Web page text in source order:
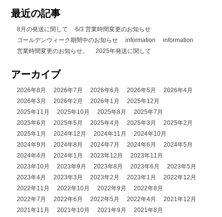
最近の記事
8月の発送に関して
6/3 営業時間変更のお知らせ
ゴールデンウィーク期間中のお知らせ
information
information
営業時間変更のお知らせ。
2025年発送に関して
アーカイブ
2026年8月 2026年7月 2026年6月 2026年5月
2026年4月
2026年3月
2026年2月 2026年1月
2025年12月
2025年11月
2025年10月 2025年8月
2025年7月
2025年6月
2025年5月 2025年4月 2025年3月
2025年2月
2025年1月
2024年12月 2024年11月
2024年10月
2024年9月
2024年8月 2024年7月 2024年6月
2024年5月
2024年4月
2024年1月 2023年12月
2023年11月
2023年10月
2023年9月 2023年8月 2023年6月
2023年5月
2023年4月
2023年3月 2023年2月 2023年1月
2022年12月
2022年11月
2022年10月 2022年9月
2022年8月
2022年7月
2022年6月 2022年5月 2022年4月
2021年12月
2021年11月
2021年10月 2021年9月
2021年8月